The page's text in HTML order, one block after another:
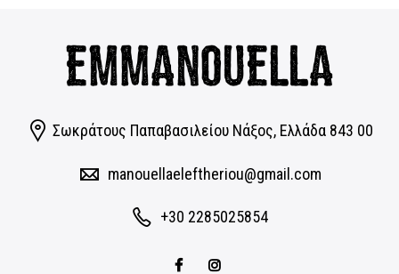
Σωκράτους Παπαβασιλείου Νάξος, Eλλάδα 843 00
manouellaeleftheriou@gmail.com
+30 2285025854